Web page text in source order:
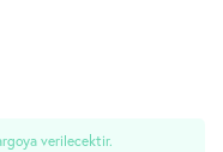
verilecektir.